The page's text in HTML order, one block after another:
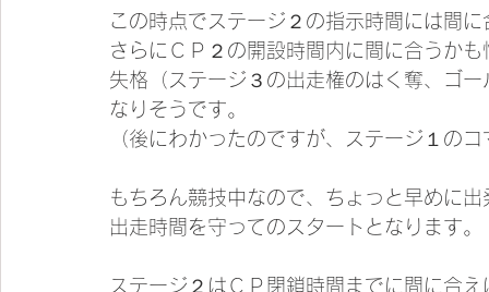
この時点でステージ２の指示時間には間
さらにＣＰ２の開設時間内に間に合うか
失格（ステージ３の出走権のはく奪、ゴ
なりそうです。
（後にわかったのですが、ステージ１の
もちろん競技中なので、ちょっと早めに
出走時間を守ってのスタートとなります。
ステージ２はＣＰ閉鎖時間までに間に合